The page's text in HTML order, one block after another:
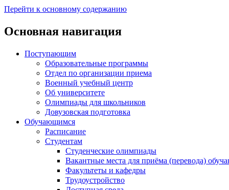
Перейти к основному содержанию
Основная навигация
Поступающим
Образовательные программы
Отдел по организации приема
Военный учебный центр
Об университете
Олимпиады для школьников
Довузовская подготовка
Обучающимся
Расписание
Студентам
Студенческие олимпиады
Вакантные места для приёма (перевода)
Факультеты и кафедры
Трудоустройство